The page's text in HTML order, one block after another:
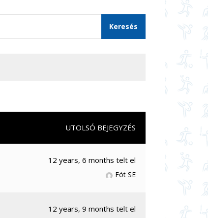
UTOLSÓ BEJEGYZÉS
12 years, 6 months telt el
Fót SE
12 years, 9 months telt el